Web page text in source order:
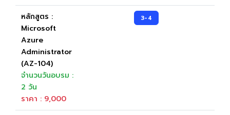
หลักสูตร :
Microsoft
Azure
Administrator
(AZ-104)
จำนวนวันอบรม :
2 วัน
ราคา : 9,000
3-4